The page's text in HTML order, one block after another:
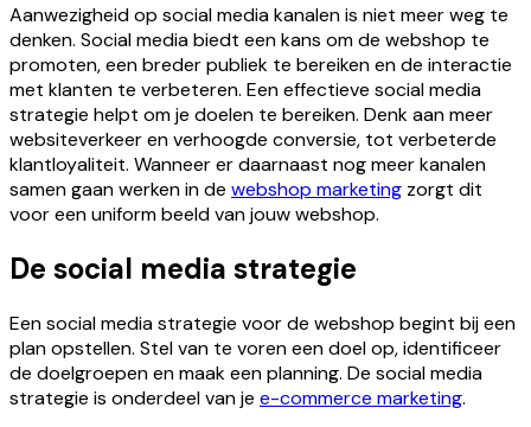
Aanwezigheid op social media kanalen is niet meer weg te
denken. Social media biedt een kans om de webshop te
promoten, een breder publiek te bereiken en de interactie
met klanten te verbeteren. Een effectieve social media
strategie helpt om je doelen te bereiken. Denk aan meer
websiteverkeer en verhoogde conversie, tot verbeterde
klantloyaliteit. Wanneer er daarnaast nog meer kanalen
samen gaan werken in de webshop marketing zorgt dit
voor een uniform beeld van jouw webshop.
De social media strategie
Een social media strategie voor de webshop begint bij een
plan opstellen. Stel van te voren een doel op, identificeer
de doelgroepen en maak een planning. De social media
strategie is onderdeel van je e-commerce marketing.